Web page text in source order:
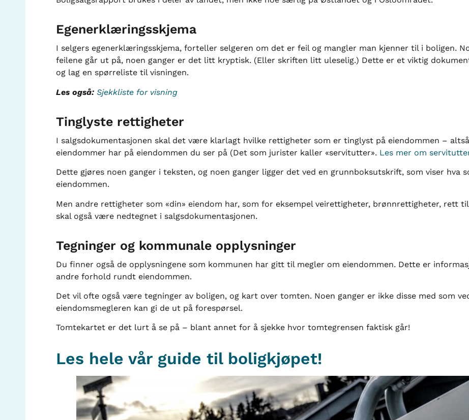
Egenerklæringsskjema
I selgers egenerklæringsskjema, forteller selgeren om det er feil og mangler man kjenner til i boligen.
feilene går ut på, noen ganger er det litt kryptisk. (Eller skriften litt uleselig.) Dette er et viktig
og lag en spørreliste til visningen.
Les også: Sjekkliste for visning
Tinglyste rettigheter
I salgsdokumentasjonen skal det være klarlagt hvilke rettigheter som er tinglyst på eiendommen –
eiendommer har på eiendommen du ser på (Det som jurister kaller «servitutter». Les mer om
Dette gjøres noen ganger i teksten, og noen ganger ligger det ved en grunnboksutskrift, som viser hva
eiendommen.
Men andre rettigheter som «din» eiendom har, som for eksempel veirettigheter, brønnrettigheter, rett
skal også være nedtegnet i salgsdokumentasjonen.
Tegninger og kommunale opplysninger
Du finner også de opplysningene som kommunen har gitt til megler om eiendommen. Dette er
andre forhold rundt eiendommen.
Det vil ofte også være tegninger av boligen, og kart over tomten. Noen ganger er ikke disse med som
eiendomsmegleren kan gi de ut på forespørsel.
Tomtekartet er det lurt å se på – blant annet for å sjekke hvor tomtegrensen faktisk går!
Les hele vår guide til boligkjøpet!